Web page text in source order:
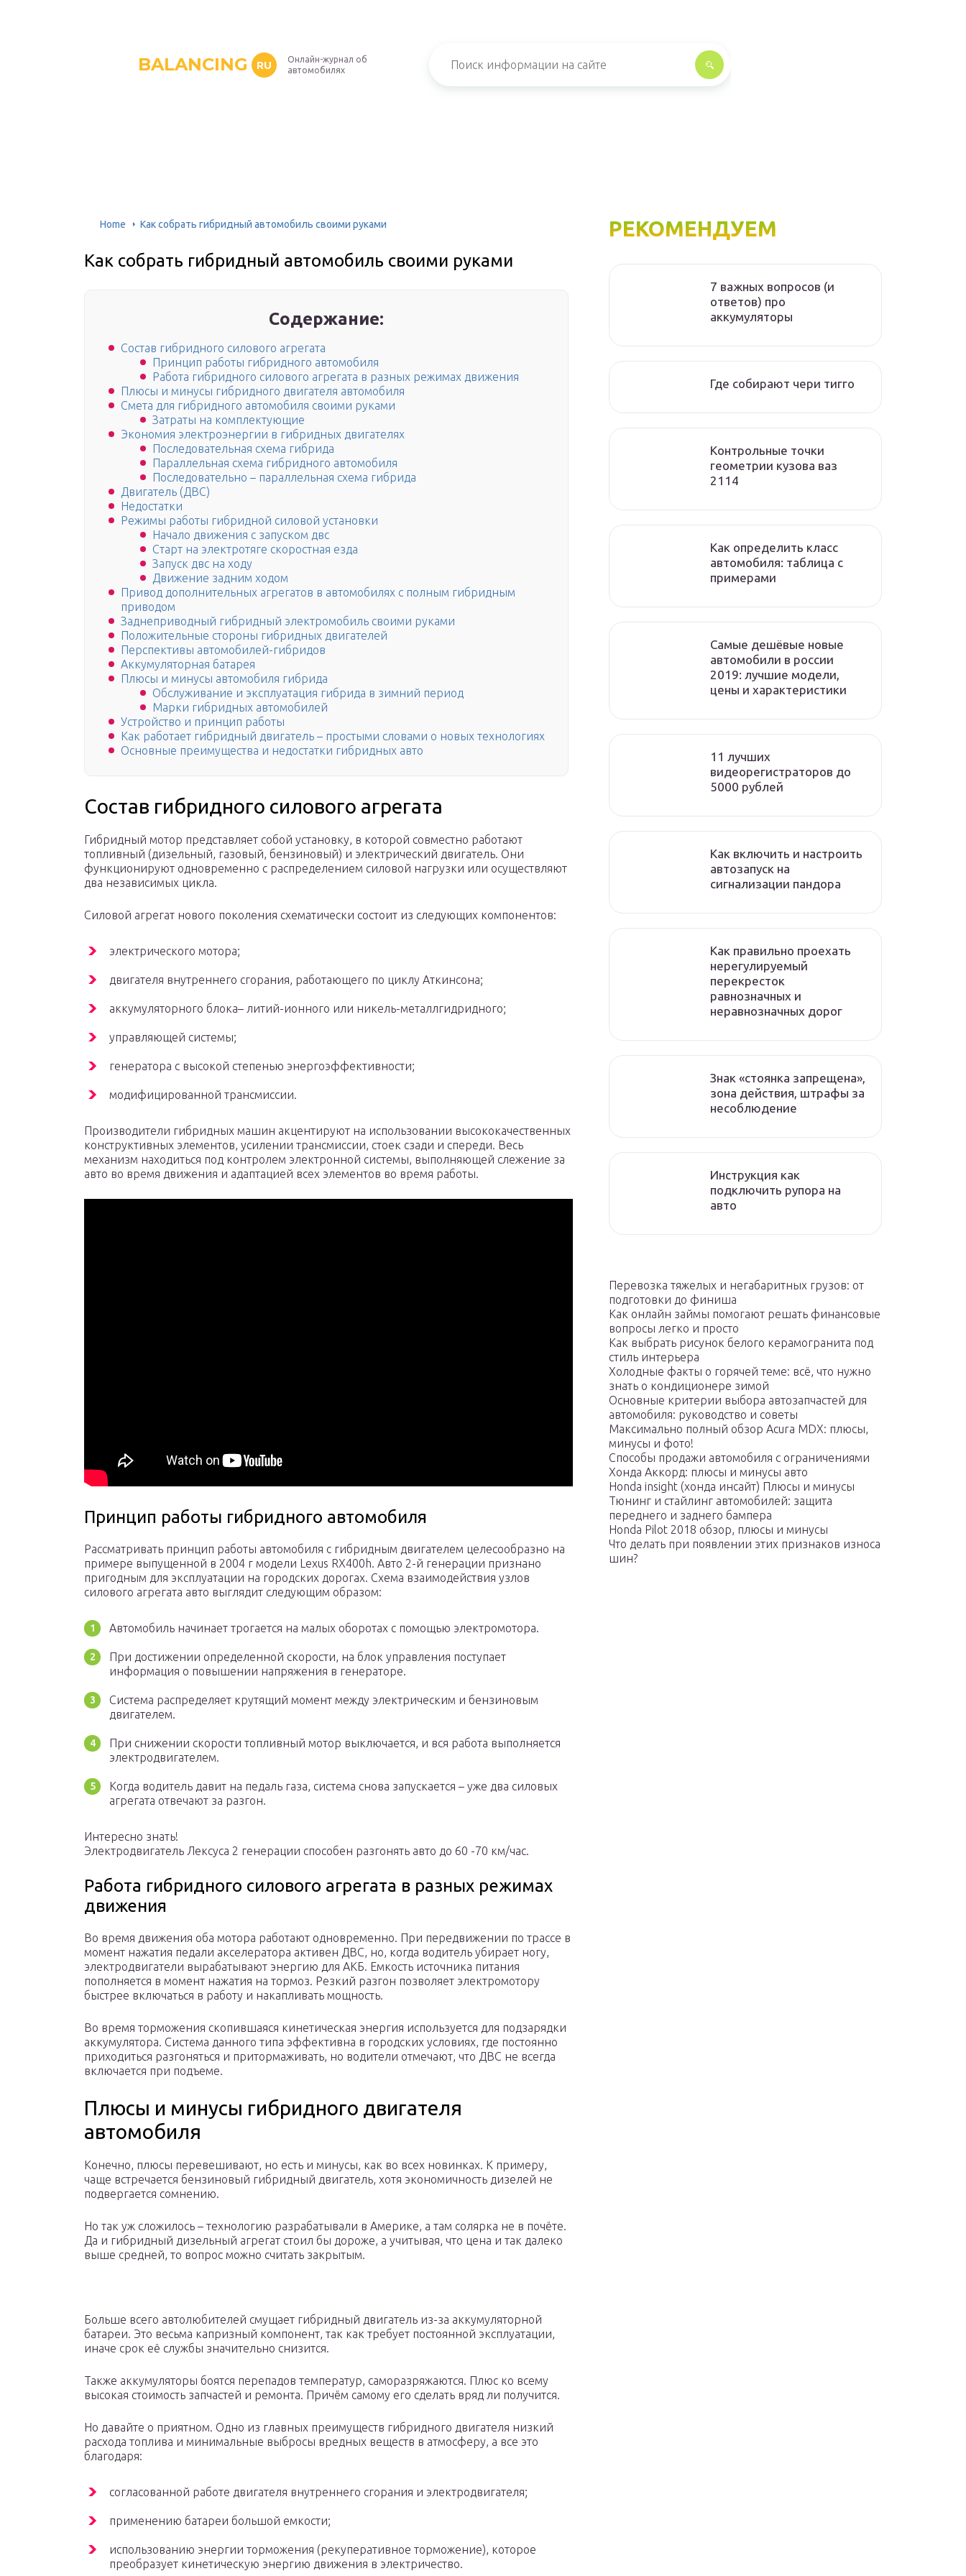
BALANCING RU
Онлайн-журнал об
автомобилях
Home Как собрать гибридный автомобиль своими руками
Как собрать гибридный автомобиль своими руками
Содержание:
Состав гибридного силового агрегата
Принцип работы гибридного автомобиля
Работа гибридного силового агрегата в разных режимах движения
Плюсы и минусы гибридного двигателя автомобиля
Смета для гибридного автомобиля своими руками
Затраты на комплектующие
Экономия электроэнергии в гибридных двигателях
Последовательная схема гибрида
Параллельная схема гибридного автомобиля
Последовательно – параллельная схема гибрида
Двигатель (ДВС)
Недостатки
Режимы работы гибридной силовой установки
Начало движения с запуском двс
Старт на электротяге скоростная езда
Запуск двс на ходу
Движение задним ходом
Привод дополнительных агрегатов в автомобилях с полным гибридным
приводом
Заднеприводный гибридный электромобиль своими руками
Положительные стороны гибридных двигателей
Перспективы автомобилей-гибридов
Аккумуляторная батарея
Плюсы и минусы автомобиля гибрида
Обслуживание и эксплуатация гибрида в зимний период
Марки гибридных автомобилей
Устройство и принцип работы
Как работает гибридный двигатель – простыми словами о новых технологиях
Основные преимущества и недостатки гибридных авто
Состав гибридного силового агрегата
Гибридный мотор представляет собой установку, в которой совместно работают
топливный (дизельный, газовый, бензиновый) и электрический двигатель. Они
функционируют одновременно с распределением силовой нагрузки или осуществляют
два независимых цикла.
Силовой агрегат нового поколения схематически состоит из следующих компонентов:
электрического мотора;
двигателя внутреннего сгорания, работающего по циклу Аткинсона;
аккумуляторного блока– литий-ионного или никель-металлгидридного;
управляющей системы;
генератора с высокой степенью энергоэффективности;
модифицированной трансмиссии.
Производители гибридных машин акцентируют на использовании высококачественных
конструктивных элементов, усилении трансмиссии, стоек сзади и спереди. Весь
механизм находиться под контролем электронной системы, выполняющей слежение за
авто во время движения и адаптацией всех элементов во время работы.
Принцип работы гибридного автомобиля
Рассматривать принцип работы автомобиля с гибридным двигателем целесообразно на
примере выпущенной в 2004 г модели Lexus RX400h. Авто 2-й генерации признано
пригодным для эксплуатации на городских дорогах. Схема взаимодействия узлов
силового агрегата авто выглядит следующим образом:
Автомобиль начинает трогается на малых оборотах с помощью электромотора.
При достижении определенной скорости, на блок управления поступает
информация о повышении напряжения в генераторе.
Система распределяет крутящий момент между электрическим и бензиновым
двигателем.
При снижении скорости топливный мотор выключается, и вся работа выполняется
электродвигателем.
Когда водитель давит на педаль газа, система снова запускается – уже два силовых
агрегата отвечают за разгон.
Интересно знать!
Электродвигатель Лексуса 2 генерации способен разгонять авто до 60 -70 км/час.
Работа гибридного силового агрегата в разных режимах
движения
Во время движения оба мотора работают одновременно. При передвижении по трассе в
момент нажатия педали акселератора активен ДВС, но, когда водитель убирает ногу,
электродвигатели вырабатывают энергию для АКБ. Емкость источника питания
пополняется в момент нажатия на тормоз. Резкий разгон позволяет электромотору
быстрее включаться в работу и накапливать мощность.
Во время торможения скопившаяся кинетическая энергия используется для подзарядки
аккумулятора. Система данного типа эффективна в городских условиях, где постоянно
приходиться разгоняться и притормаживать, но водители отмечают, что ДВС не всегда
включается при подъеме.
Плюсы и минусы гибридного двигателя
автомобиля
Конечно, плюсы перевешивают, но есть и минусы, как во всех новинках. К примеру,
чаще встречается бензиновый гибридный двигатель, хотя экономичность дизелей не
подвергается сомнению.
Но так уж сложилось – технологию разрабатывали в Америке, а там солярка не в почёте.
Да и гибридный дизельный агрегат стоил бы дороже, а учитывая, что цена и так далеко
выше средней, то вопрос можно считать закрытым.
Больше всего автолюбителей смущает гибридный двигатель из-за аккумуляторной
батареи. Это весьма капризный компонент, так как требует постоянной эксплуатации,
иначе срок её службы значительно снизится.
Также аккумуляторы боятся перепадов температур, саморазряжаются. Плюс ко всему
высокая стоимость запчастей и ремонта. Причём самому его сделать вряд ли получится.
Но давайте о приятном. Одно из главных преимуществ гибридного двигателя низкий
расхода топлива и минимальные выбросы вредных веществ в атмосферу, а все это
благодаря:
согласованной работе двигателя внутреннего сгорания и электродвигателя;
применению батареи большой емкости;
использованию энергии торможения (рекуперативное торможение), которое
преобразует кинетическую энергию движения в электричество.
РЕКОМЕНДУЕМ
7 важных вопросов (и
ответов) про
аккумуляторы
Где собирают чери тигго
Контрольные точки
геометрии кузова ваз
2114
Как определить класс
автомобиля: таблица с
примерами
Самые дешёвые новые
автомобили в россии
2019: лучшие модели,
цены и характеристики
11 лучших
видеорегистраторов до
5000 рублей
Как включить и настроить
автозапуск на
сигнализации пандора
Как правильно проехать
нерегулируемый
перекресток
равнозначных и
неравнозначных дорог
Знак «стоянка запрещена»,
зона действия, штрафы за
несоблюдение
Инструкция как
подключить рупора на
авто
Перевозка тяжелых и негабаритных грузов: от
подготовки до финиша
Как онлайн займы помогают решать финансовые
вопросы легко и просто
Как выбрать рисунок белого керамогранита под
стиль интерьера
Холодные факты о горячей теме: всё, что нужно
знать о кондиционере зимой
Основные критерии выбора автозапчастей для
автомобиля: руководство и советы
Максимально полный обзор Acura MDX: плюсы,
минусы и фото!
Способы продажи автомобиля с ограничениями
Хонда Аккорд: плюсы и минусы авто
Honda insight (хонда инсайт) Плюсы и минусы
Тюнинг и стайлинг автомобилей: защита
переднего и заднего бампера
Honda Pilot 2018 обзор, плюсы и минусы
Что делать при появлении этих признаков износа
шин?